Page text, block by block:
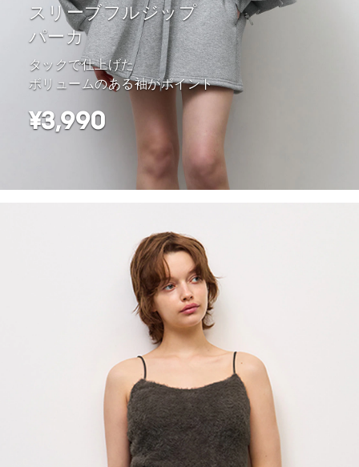
スリーブフルジップ
パーカ
タックで仕上げた
ボリュームのある袖がポイント
¥3,990